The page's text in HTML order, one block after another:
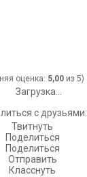
оценка: 5,00 из 5)
Загрузка...
с друзьями:
Твитнуть
Поделиться
Поделиться
Отправить
Класснуть